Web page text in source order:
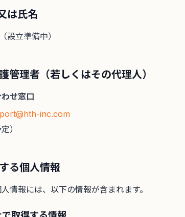
は氏名
設立準備中）
管理者（若しくはその代理人）
せ窓口
inc.com
）
る個人情報
情報には、以下の情報が含まれます。